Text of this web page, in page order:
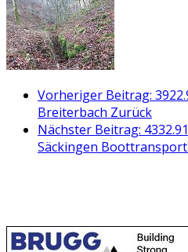
Vorheriger Beitrag:
Breiterbach Zurück
Nächster Beitrag:
Säckingen